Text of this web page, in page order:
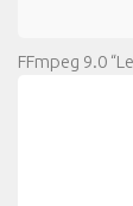
FFmpeg 9.0